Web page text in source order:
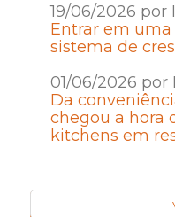
19/06/2026 por
Entrar em
sistema de
01/06/2026 por
Da
chegou a hora
kitchens em